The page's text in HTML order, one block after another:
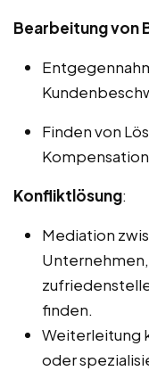
Bearbeitung von
Finden von
Konfliktlösung:
Mediation
finden.
Weiterleitung
oder